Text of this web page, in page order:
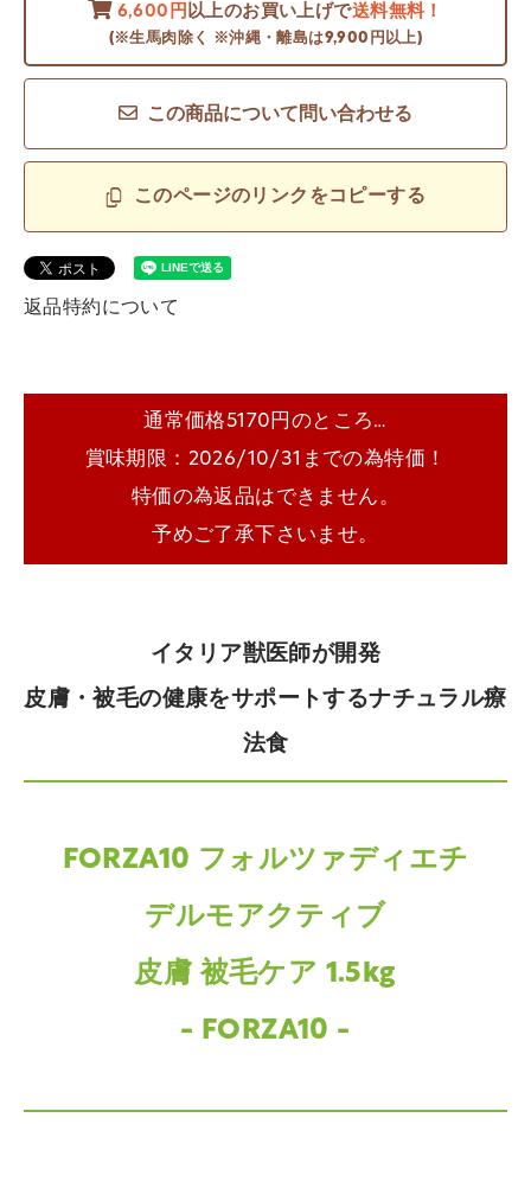
6,600円 以上のお買い上げで送料無料！
(※生馬肉除く ※沖縄・離島は9,900円以上)
この商品について問い合わせる
このページのリンクをコピーする
返品特約について
通常価格5170円のところ…
賞味期限：2026/10/31までの為特価！
特価の為返品はできません。
予めご了承下さいませ。
イタリア獣医師が開発
皮膚・被毛の健康をサポートするナチュラル療
法食
FORZA10 フォルツァディエチ
デルモアクティブ
皮膚 被毛ケア 1.5kg
- FORZA10 -